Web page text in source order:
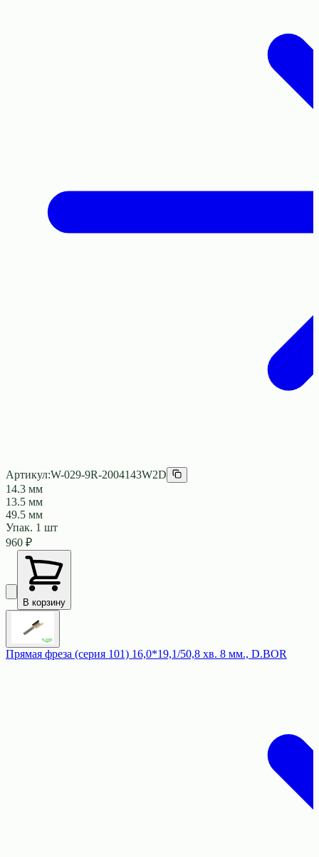
Артикул:W-029-9R-2004143W2D
14.3 мм
13.5 мм
49.5 мм
Упак. 1 шт
960 ₽
В корзину
Прямая фреза (серия 101) 16,0*19,1/50,8 хв. 8 мм., D.BOR